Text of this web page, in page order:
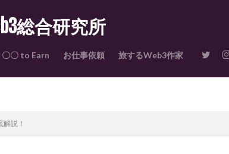
総合研究所
〇〇 to Earn お仕事依頼 旅するWeb3作家
説！